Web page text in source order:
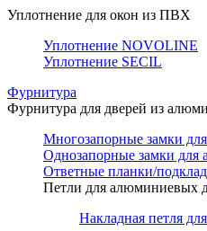
Уплотнение для окон из ПВХ
Уплотнение NOVOLINE
Уплотнение SECIL
Фурнитура
Фурнитура для дверей из
Многозапорные замки
Однозапорные замки для
Ответные планки/
Петли для алюминиевых
Накладная петля